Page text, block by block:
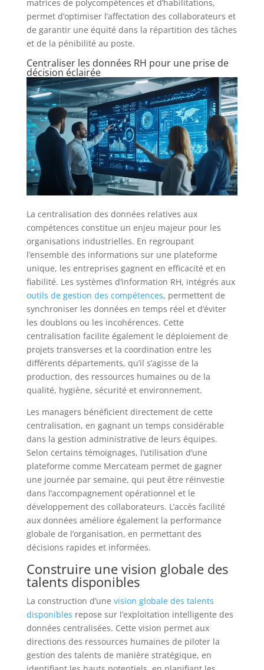
matrices de polycompétences et d’habilitations,
permet d’optimiser l’affectation des collaborateurs et
de garantir une équité dans la répartition des tâches
et de la pénibilité au poste.
Centraliser les données RH pour une prise de
décision éclairée
La centralisation des données relatives aux
compétences constitue un enjeu majeur pour les
organisations industrielles. En regroupant
l’ensemble des informations sur une plateforme
unique, les entreprises gagnent en efficacité et en
fiabilité. Les systèmes d’information RH, intégrés aux
outils de gestion des compétences, permettent de
synchroniser les données en temps réel et d’éviter
les doublons ou les incohérences. Cette
centralisation facilite également le déploiement de
projets transverses et la coordination entre les
différents départements, qu’il s’agisse de la
production, des ressources humaines ou de la
qualité, hygiène, sécurité et environnement.
Les managers bénéficient directement de cette
centralisation, en gagnant un temps considérable
dans la gestion administrative de leurs équipes.
Selon certains témoignages, l’utilisation d’une
plateforme comme Mercateam permet de gagner
une journée par semaine, qui peut être réinvestie
dans l’accompagnement opérationnel et le
développement des collaborateurs. L’accès facilité
aux données améliore également la performance
globale de l’organisation, en permettant des
décisions rapides et informées.
Construire une vision globale des
talents disponibles
La construction d’une vision globale des talents
disponibles repose sur l’exploitation intelligente des
données centralisées. Cette vision permet aux
directions des ressources humaines de piloter la
gestion des talents de manière stratégique, en